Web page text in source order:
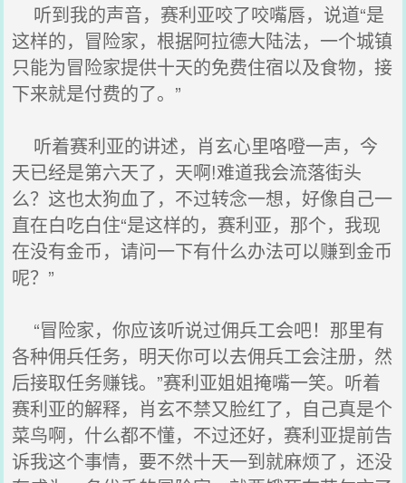
听到我的声音，赛利亚咬了咬嘴唇，说道“是
这样的，冒险家，根据阿拉德大陆法，一个城镇
只能为冒险家提供十天的免费住宿以及食物，接
下来就是付费的了。”
听着赛利亚的讲述，肖玄心里咯噔一声，今
天已经是第六天了，天啊!难道我会流落街头
么？这也太狗血了，不过转念一想，好像自己一
直在白吃白住“是这样的，赛利亚，那个，我现
在没有金币，请问一下有什么办法可以赚到金币
呢？”
“冒险家，你应该听说过佣兵工会吧！那里有
各种佣兵任务，明天你可以去佣兵工会注册，然
后接取任务赚钱。”赛利亚姐姐掩嘴一笑。听着
赛利亚的解释，肖玄不禁又脸红了，自己真是个
菜鸟啊，什么都不懂，不过还好，赛利亚提前告
诉我这个事情，要不然十天一到就麻烦了，还没